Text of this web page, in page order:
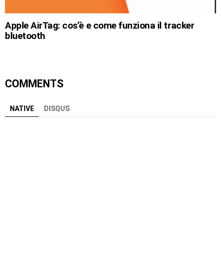
Apple AirTag: cos’è e come funziona il tracker
bluetooth
COMMENTS
NATIVE DISQUS